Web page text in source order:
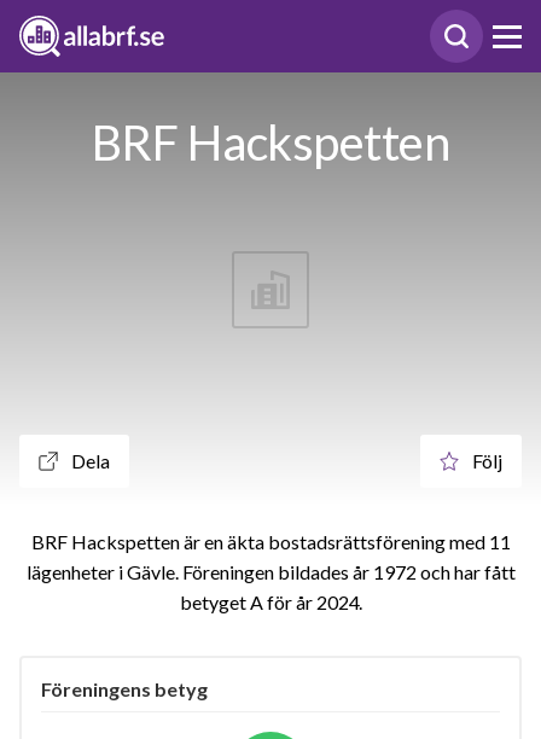
BRF Hackspetten
Dela Följ
BRF Hackspetten är en äkta bostadsrättsförening med 11
lägenheter i Gävle. Föreningen bildades år 1972 och har fått
betyget A för år 2024
Föreningens betyg